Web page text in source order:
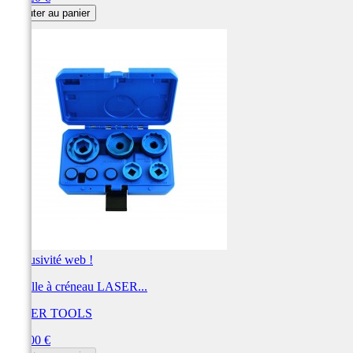
Ajouter au panier
Exclusivité web !
Douille à créneau LASER...
LASER TOOLS
420,00 €